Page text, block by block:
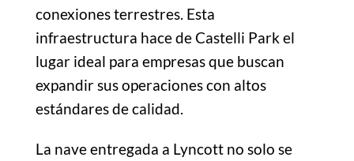
conexiones terrestres. Esta
infraestructura hace de Castelli Park el
lugar ideal para empresas que buscan
expandir sus operaciones con altos
estándares de calidad.
La nave entregada a Lyncott no solo se